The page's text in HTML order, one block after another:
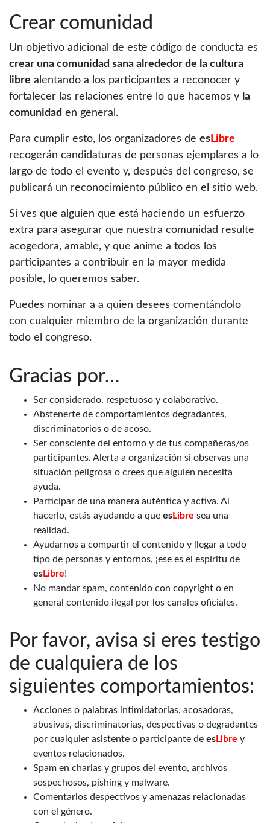
Crear comunidad
Un objetivo adicional de este código de conducta es
crear una comunidad sana alrededor de la cultura
libre alentando a los participantes a reconocer y
fortalecer las relaciones entre lo que hacemos y la
comunidad en general.
Para cumplir esto, los organizadores de esLibre
recogerán candidaturas de personas ejemplares a lo
largo de todo el evento y, después del congreso, se
publicará un reconocimiento público en el sitio web.
Si ves que alguien que está haciendo un esfuerzo
extra para asegurar que nuestra comunidad resulte
acogedora, amable, y que anime a todos los
participantes a contribuir en la mayor medida
posible, lo queremos saber.
Puedes nominar a a quien desees comentándolo
con cualquier miembro de la organización durante
todo el congreso.
Gracias por…
Ser considerado, respetuoso y colaborativo.
Abstenerte de comportamientos degradantes,
discriminatorios o de acoso.
Ser consciente del entorno y de tus compañeras/os
participantes. Alerta a organización si observas una
situación peligrosa o crees que alguien necesita
ayuda.
Participar de una manera auténtica y activa. Al
hacerlo, estás ayudando a que esLibre sea una
realidad.
Ayudarnos a compartir el contenido y llegar a todo
tipo de personas y entornos, ¡ese es el espíritu de
esLibre!
No mandar spam, contenido con copyright o en
general contenido ilegal por los canales oficiales.
Por favor, avisa si eres testigo
de cualquiera de los
siguientes comportamientos:
Acciones o palabras intimidatorias, acosadoras,
abusivas, discriminatorias, despectivas o degradantes
por cualquier asistente o participante de esLibre y
eventos relacionados.
Spam en charlas y grupos del evento, archivos
sospechosos, pishing y malware.
Comentarios despectivos y amenazas relacionadas
con el género.